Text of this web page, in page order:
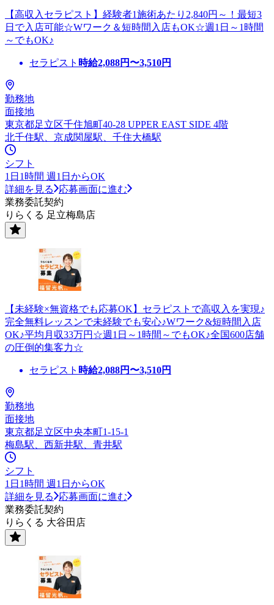
【高収入セラピスト】経験者1施術あたり2,840円～！最短3
日で入店可能☆Wワーク＆短時間入店もOK☆週1日～1時間
～でもOK♪
セラピスト 時給2,088円〜3,510円
勤務地
面接地
東京都足立区千住旭町40-28 UPPER EAST SIDE 4階
北千住駅、京成関屋駅、千住大橋駅
シフト
1日1時間 週1日からOK
詳細を見る
応募画面に進む
業務委託契約
りらくる 足立梅島店
【未経験×無資格でも応募OK】セラピストで高収入を実現♪
完全無料レッスンで未経験でも安心♪Wワーク&短時間入店
OK♪平均月収33万円☆週1日～1時間～でもOK♪全国600店舗
の圧倒的集客力☆
セラピスト 時給2,088円〜3,510円
勤務地
面接地
東京都足立区中央本町1-15-1
梅島駅、西新井駅、青井駅
シフト
1日1時間 週1日からOK
詳細を見る
応募画面に進む
業務委託契約
りらくる 大谷田店